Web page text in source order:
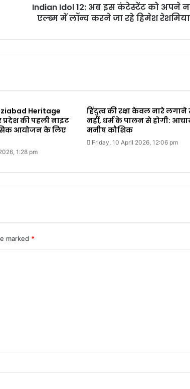
Indian Idol 12: अब ​इस कंटेस्टेंट को अपने
एल्ब्म में लॉन्च करने जा रहे हिमेश रेशमिया
Heritage
प्रदेश की पहली नाइट
आयोजन के लिए
1:28 pm
हिंदुत्व की रक्षा केवल नारे लगाने
नहीं, धर्म के पालन से होगी:
मनीष कौशिक
Friday, 10 April 2026, 12:06 pm
marked *